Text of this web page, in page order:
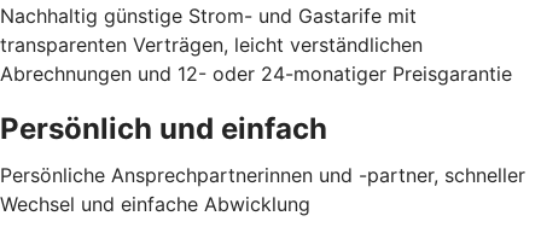
Nachhaltig günstige Strom- und Gastarife mit
transparenten Verträgen, leicht verständlichen
Abrechnungen und 12- oder 24-monatiger Preisgarantie
Persönlich und einfach
Persönliche Ansprechpartnerinnen und -partner, schneller
Wechsel und einfache Abwicklung